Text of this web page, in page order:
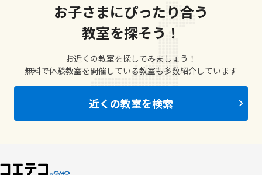
お子さまにぴったり合う
教室を探そう！
お近くの教室を探してみましょう！
無料で体験教室を開催している教室も多数紹介しています
近くの教室を検索